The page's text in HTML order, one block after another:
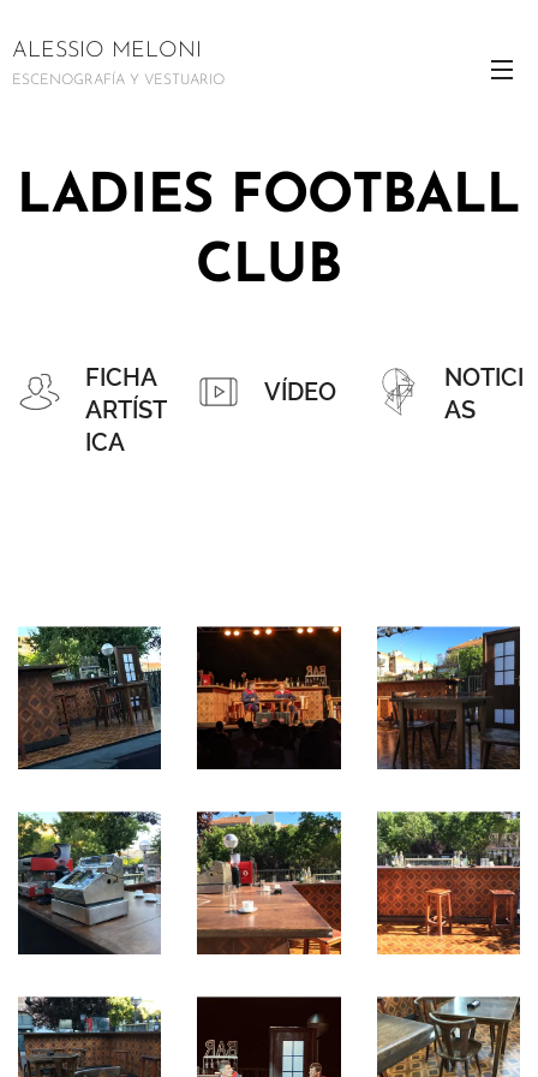
ALESSIO MELONI
ESCENOGRAFÍA Y VESTUARIO
LADIES FOOTBALL
CLUB
FICHA
ARTÍST
ICA
VÍDEO
NOTICI
AS